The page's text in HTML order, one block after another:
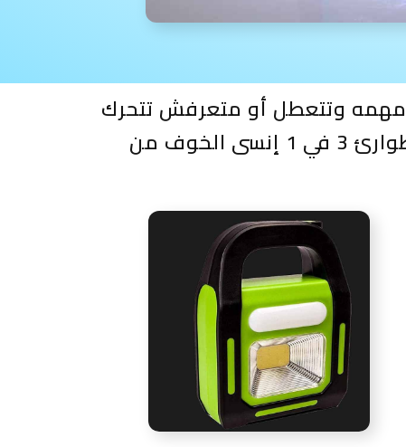
وتتعطل أو متعرفش تتحرك
في البيت ، أو وانتي بتعملي الاكل أو بتذاكري للأولاد ، دلوقتي مع كشاف الطوارئ 3 في 1 إنسى الخوف من